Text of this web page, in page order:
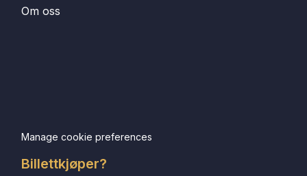
Om oss
Manage cookie preferences
Billettkjøper?